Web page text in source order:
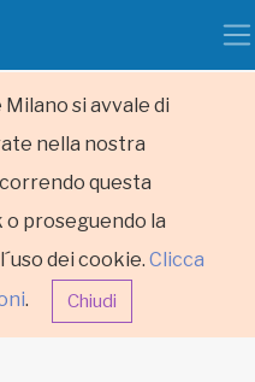
si avvale di
nella nostra
questa
o proseguendo la
dei cookie. Clicca
. Chiudi